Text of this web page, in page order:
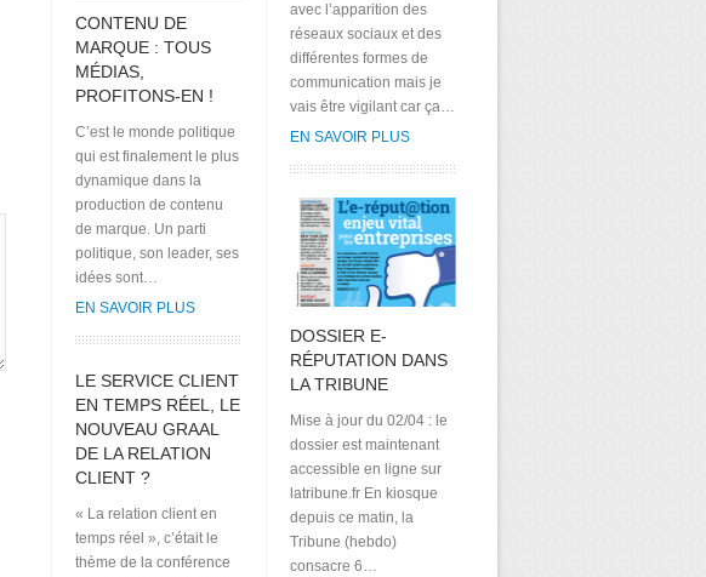
CONTENU DE
MARQUE : TOUS
MÉDIAS,
PROFITONS-EN !
C’est le monde politique
qui est finalement le plus
dynamique dans la
production de contenu
de marque. Un parti
politique, son leader, ses
idées sont…
EN SAVOIR PLUS
LE SERVICE CLIENT
EN TEMPS RÉEL, LE
NOUVEAU GRAAL
DE LA RELATION
CLIENT ?
« La relation client en
temps réel », c’était le
thème de la conférence
avec l’apparition des
réseaux sociaux et des
différentes formes de
communication mais je
vais être vigilant car ça…
EN SAVOIR PLUS
DOSSIER E-
RÉPUTATION DANS
LA TRIBUNE
Mise à jour du 02/04 : le
dossier est maintenant
accessible en ligne sur
latribune.fr En kiosque
depuis ce matin, la
Tribune (hebdo)
consacre 6…